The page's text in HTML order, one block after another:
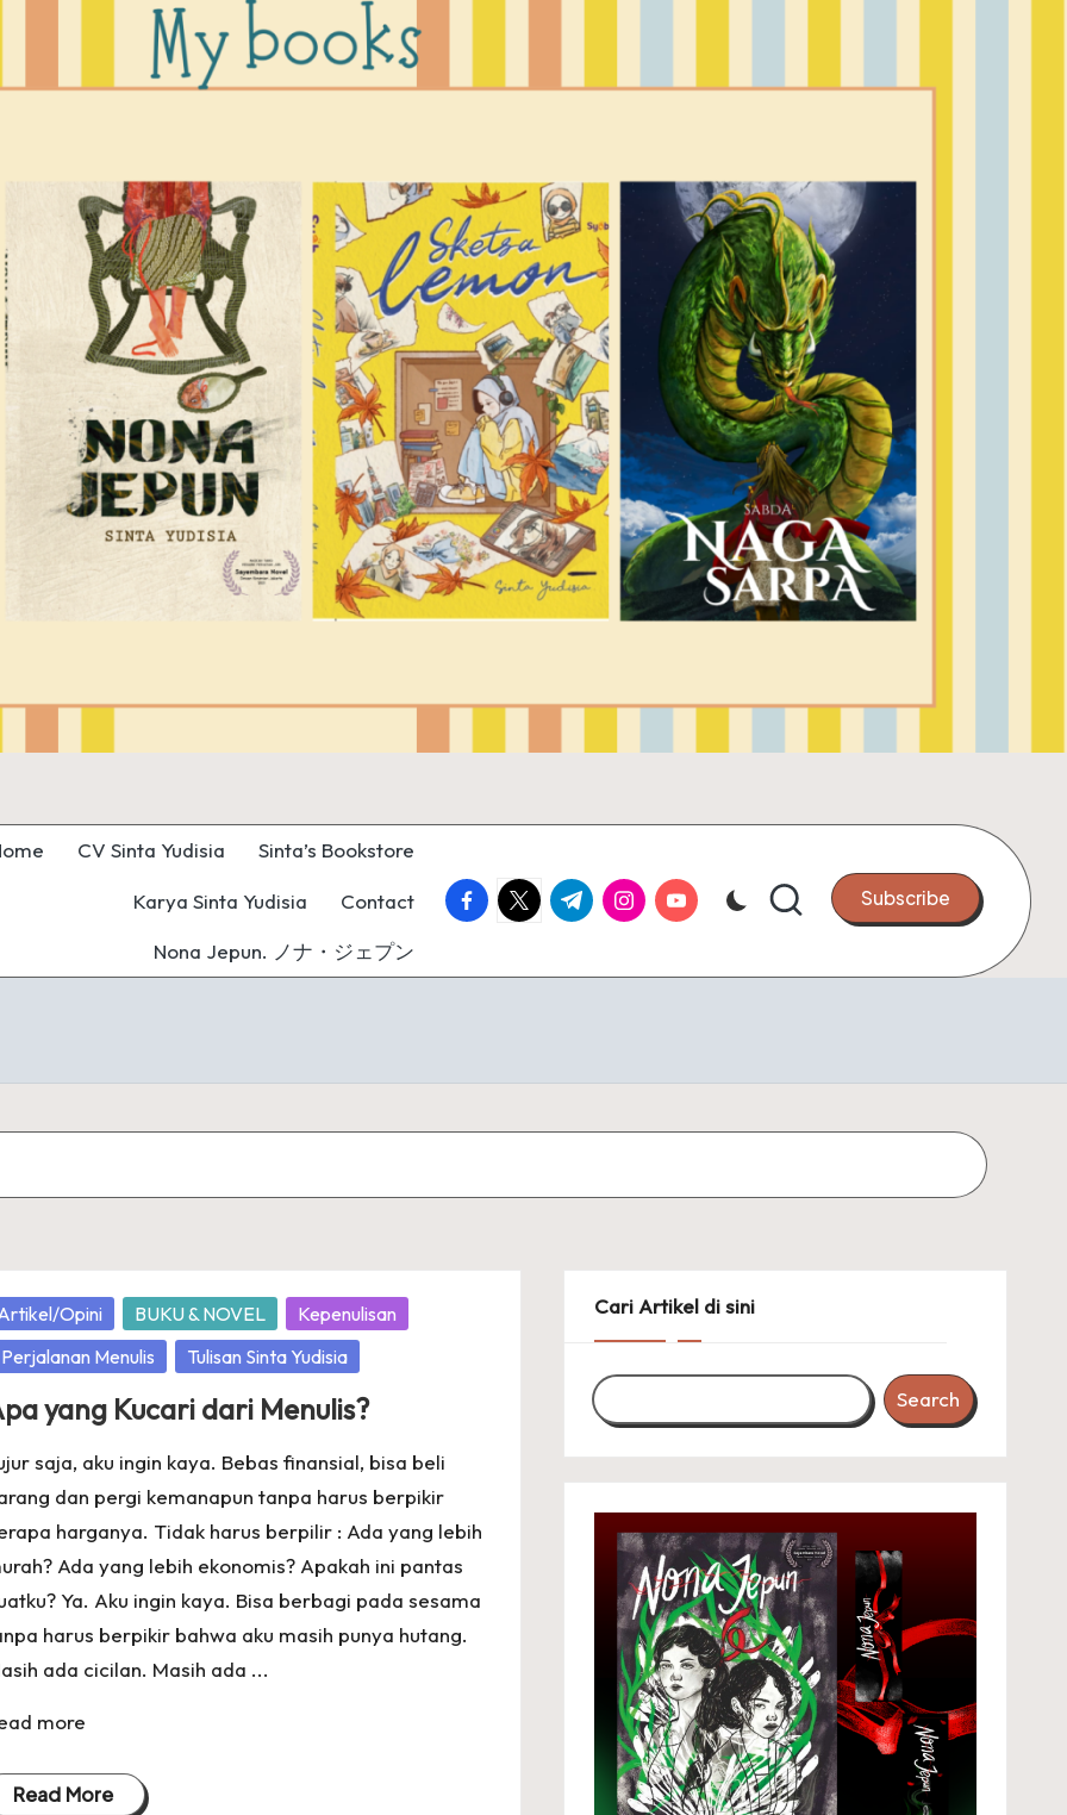
CV Sinta Yudisia Sinta’s Bookstore
Karya Sinta Yudisia Contact
Nona Jepun. ノナ・ジェプン
facebook.com
twitter.com
t.me instagram.com
youtube.com Subscribe
Opini BUKU & NOVEL
Kepenulisan
Perjalanan Menulis
Tulisan Sinta Yudisia
yang Kucari dari Menulis?
saja, aku ingin kaya. Bebas finansial, bisa beli
dan pergi kemanapun tanpa harus berpikir
harganya. Tidak harus berpilir : Ada yang lebih
Ada yang lebih ekonomis? Apakah ini pantas
Ya. Aku ingin kaya. Bisa berbagi pada sesama
harus berpikir bahwa aku masih punya hutang.
ada cicilan. Masih ada ...
more
Read More
Cari Artikel di sini
Search